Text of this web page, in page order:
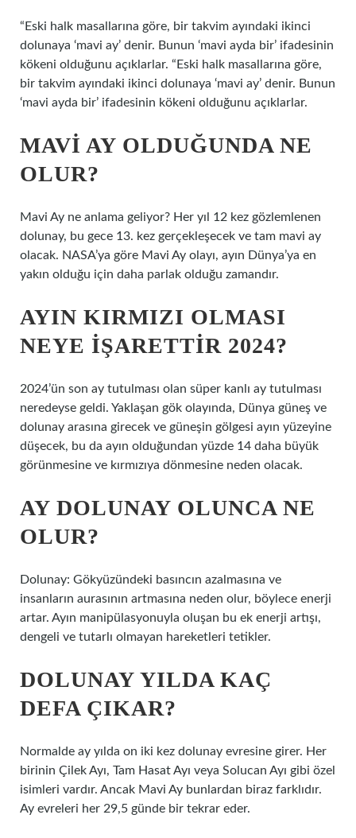
“Eski halk masallarına göre, bir takvim ayındaki ikinci
dolunaya ‘mavi ay’ denir. Bunun ‘mavi ayda bir’ ifadesinin
kökeni olduğunu açıklarlar. “Eski halk masallarına göre,
bir takvim ayındaki ikinci dolunaya ‘mavi ay’ denir. Bunun
‘mavi ayda bir’ ifadesinin kökeni olduğunu açıklarlar.
MAVI AY OLDUĞUNDA NE
OLUR?
Mavi Ay ne anlama geliyor? Her yıl 12 kez gözlemlenen
dolunay, bu gece 13. kez gerçekleşecek ve tam mavi ay
olacak. NASA’ya göre Mavi Ay olayı, ayın Dünya’ya en
yakın olduğu için daha parlak olduğu zamandır.
AYIN KIRMIZI OLMASI
NEYE IŞARETTIR 2024?
2024’ün son ay tutulması olan süper kanlı ay tutulması
neredeyse geldi. Yaklaşan gök olayında, Dünya güneş ve
dolunay arasına girecek ve güneşin gölgesi ayın yüzeyine
düşecek, bu da ayın olduğundan yüzde 14 daha büyük
görünmesine ve kırmızıya dönmesine neden olacak.
AY DOLUNAY OLUNCA NE
OLUR?
Dolunay: Gökyüzündeki basıncın azalmasına ve
insanların aurasının artmasına neden olur, böylece enerji
artar. Ayın manipülasyonuyla oluşan bu ek enerji artışı,
dengeli ve tutarlı olmayan hareketleri tetikler.
DOLUNAY YILDA KAÇ
DEFA ÇIKAR?
Normalde ay yılda on iki kez dolunay evresine girer. Her
birinin Çilek Ayı, Tam Hasat Ayı veya Solucan Ayı gibi özel
isimleri vardır. Ancak Mavi Ay bunlardan biraz farklıdır.
Ay evreleri her 29,5 günde bir tekrar eder.